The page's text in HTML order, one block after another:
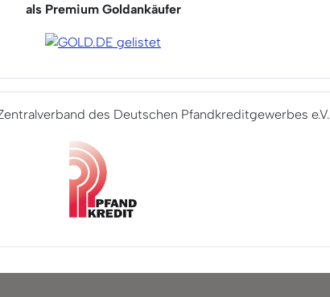
als Premium Goldankäufer
des Deutschen Pfandkreditgewerbes e.V.